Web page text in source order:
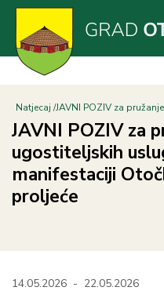
Skoči
glavni
sadržaj
Natjecaj JAVNI POZIV za
JAVNI POZIV za
ugostiteljskih
manifestaciji
proljeće
14.05.2026 - 22.05.2026